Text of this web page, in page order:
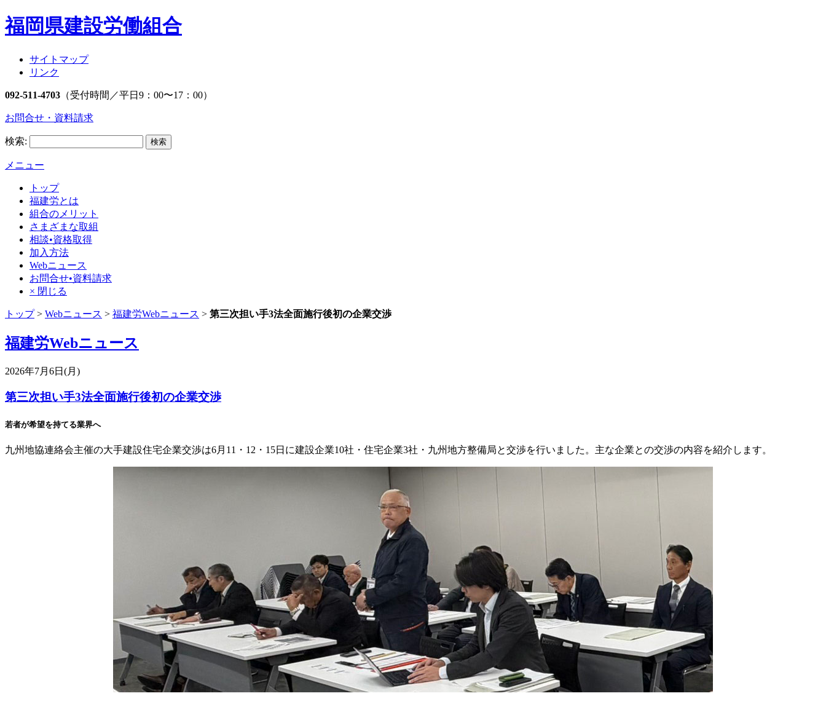
福岡県建設労働組合
サイトマップ
リンク
092-511-4703 （受付時間／平日9：00〜17：00）
お問合せ・資料請求
検索:
メニュー
トップ
福建労とは
組合のメリット
さまざまな取組
相談•資格取得
加入方法
Webニュース
お問合せ•資料請求
× 閉じる
トップ> Webニュース > 福建労Webニュース > 第三次担い手3法全面施行後初の企業交渉
福建労Webニュース
2026年7月6日(月)
第三次担い手3法全面施行後初の企業交渉
若者が希望を持てる業界へ
九州地協連絡会主催の大手建設住宅企業交渉は6月11・12・15日に建設企業10社・住宅企業3社・九州地方整備局と交渉を行いました。主な企業との交渉の内容を紹介します。